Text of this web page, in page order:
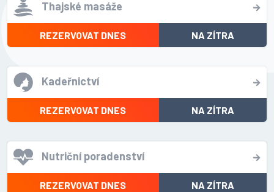
Thajské masáže
REZERVOVAT DNES NA ZÍTRA
Kadeřnictví
REZERVOVAT DNES NA ZÍTRA
Nutriční poradenství
REZERVOVAT DNES NA ZÍTRA